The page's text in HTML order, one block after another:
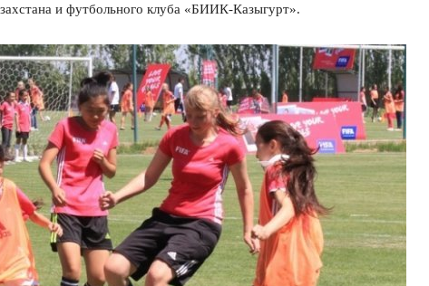
и футбольного клуба «БИИК-Казыгурт».